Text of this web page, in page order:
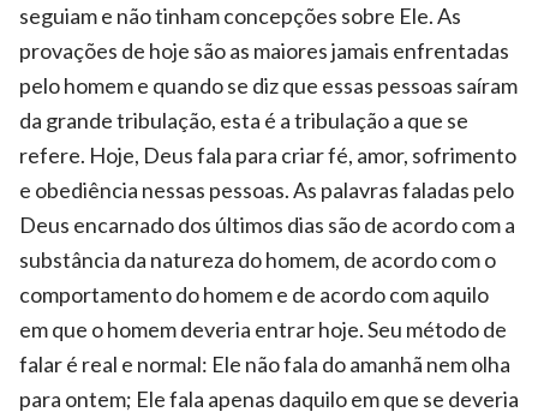
seguiam e não tinham concepções sobre Ele. As
provações de hoje são as maiores jamais enfrentadas
pelo homem e quando se diz que essas pessoas saíram
da grande tribulação, esta é a tribulação a que se
refere. Hoje, Deus fala para criar fé, amor, sofrimento
e obediência nessas pessoas. As palavras faladas pelo
Deus encarnado dos últimos dias são de acordo com a
substância da natureza do homem, de acordo com o
comportamento do homem e de acordo com aquilo
em que o homem deveria entrar hoje. Seu método de
falar é real e normal: Ele não fala do amanhã nem olha
para ontem; Ele fala apenas daquilo em que se deveria